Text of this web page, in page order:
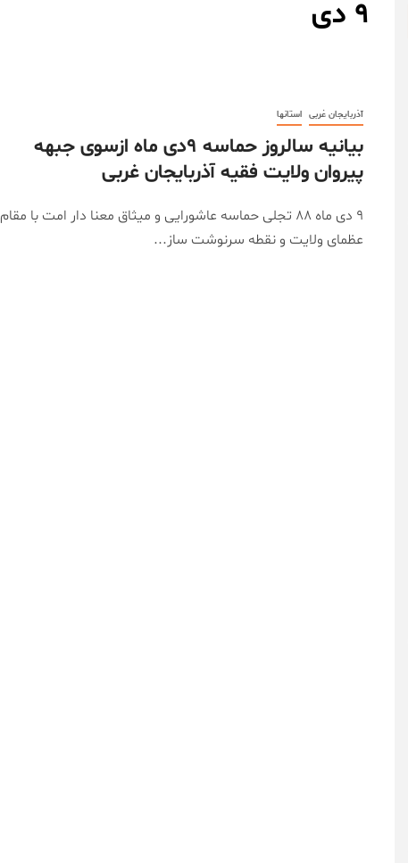
9 دی
آذربایجان غربی استانها
بیانیه سالروز حماسه ۹دی ماه ازسوی جبهه
پیروان ولایت فقیه آذربایجان غربی
۹ دی ماه ۸۸ تجلی حماسه عاشورایی و میثاق معنا دار امت با مقام
عظمای ولایت و نقطه سرنوشت ساز...